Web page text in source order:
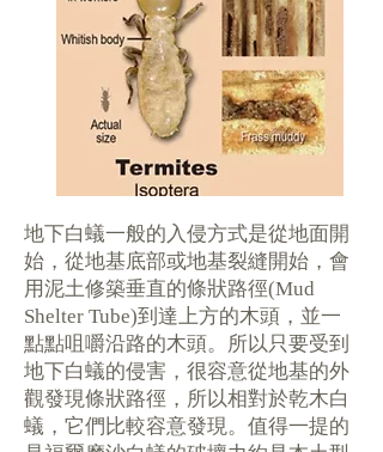
地下白蟻一般的入侵方式是從地面開
始，從地基底部或地基裂縫開始，會
用泥土修築垂直的條狀路徑(Mud
Shelter Tube)到達上方的木頭，並一
點點咀嚼沿路的木頭。所以只要受到
地下白蟻的侵害，很容意從地基的外
觀發現條狀路徑，所以相對於乾木白
蟻，它們比較容意發現。值得一提的